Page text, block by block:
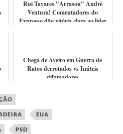
Rui Tavares "Arrasou" André
Ventura! Comentadores do
Expresso dão vitória clara ao líder
Chega de Aveiro em Guerra de
Ratos derrotados vs Inúteis
difamadores
EUA
PSD